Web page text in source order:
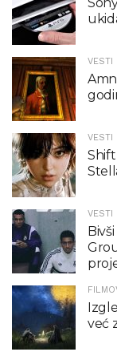
VESTI
VESTI
Shift
VESTI
već